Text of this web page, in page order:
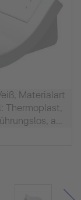
Materialart
Thermoplast,
auf